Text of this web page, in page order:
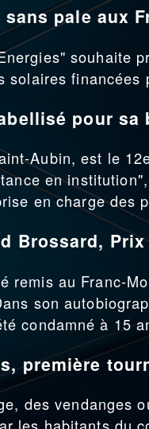
pale aux
souhaite
solaires
pour sa
Aubin, est le
en
en charge des
Brossard, Prix
remis au Franc-
son
condamné à 15
première
des vendanges